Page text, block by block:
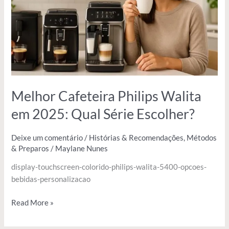
Melhor Cafeteira Philips Walita
em 2025: Qual Série Escolher?
Deixe um comentário / Histórias & Recomendações, Métodos
& Preparos / Maylane Nunes
display-touchscreen-colorido-philips-walita-5400-opcoes-
bebidas-personalizacao
2025:
Qual
Série
Escolher?
Read More »